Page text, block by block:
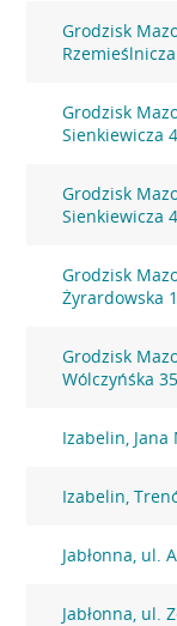
Grodzisk
Grodzisk
Sienkiewicza
Grodzisk
Sienkiewicza
Grodzisk
Żyrardowska
Grodzisk
Wólczyńśka 35
Izabelin, Jana
Izabelin,
Jabłonna, ul.
Jabłonna, ul.